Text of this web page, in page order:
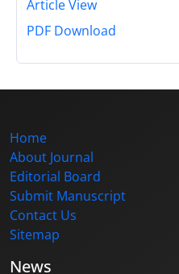
Article View
PDF Download
Home
About Journal
Editorial Board
Submit Manuscript
Contact Us
Sitemap
News